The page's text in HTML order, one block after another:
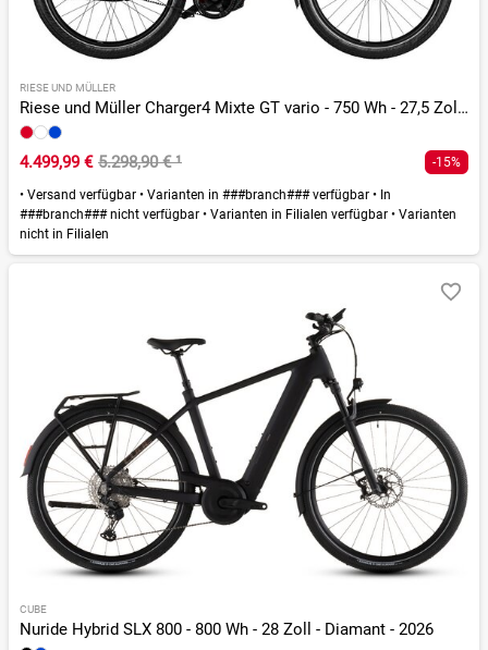
RIESE UND MÜLLER
Riese und Müller Charger4 Mixte GT vario - 750 Wh - 27,5 Zoll - Trapez - 2026
4.499,99 € 5.298,90 €¹ -15%
• Versand verfügbar • Varianten in ###branch### verfügbar • In
###branch### nicht verfügbar • Varianten in Filialen verfügbar • Varianten
nicht in Filialen
CUBE
Nuride Hybrid SLX 800 - 800 Wh - 28 Zoll - Diamant - 2026